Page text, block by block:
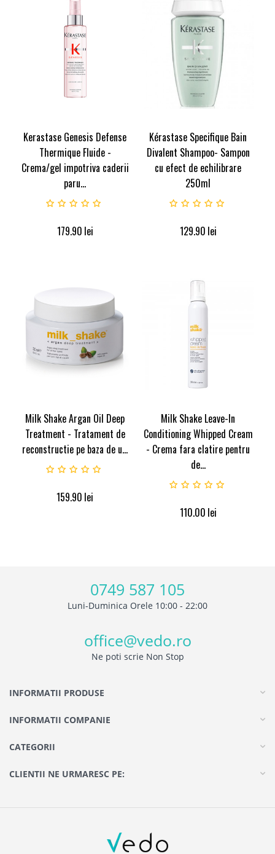
Kerastase Genesis Defense
Thermique Fluide -
Crema/gel impotriva caderii
paru...
179.90 lei
Kérastase Specifique Bain
Divalent Shampoo- Sampon
cu efect de echilibrare
250ml
129.90 lei
Milk Shake Argan Oil Deep
Treatment - Tratament de
reconstructie pe baza de u...
159.90 lei
Milk Shake Leave-In
Conditioning Whipped Cream
- Crema fara clatire pentru
de...
110.00 lei
0749 587 105
Luni-Duminica Orele 10:00 - 22:00
office@vedo.ro
Ne poti scrie Non Stop
INFORMATII PRODUSE
INFORMATII COMPANIE
CATEGORII
CLIENTII NE URMARESC PE: